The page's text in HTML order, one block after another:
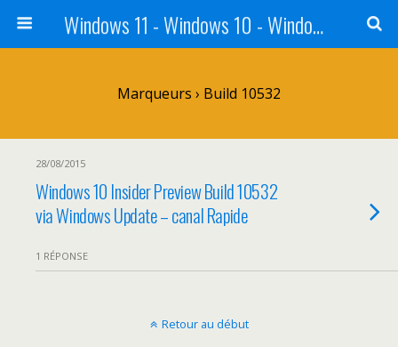
Windows 11 - Windows 10 - Windows 8 - Windows 7 - VISTA
Marqueurs › Build 10532
28/08/2015
Windows 10 Insider Preview Build 10532
via Windows Update – canal Rapide
1 RÉPONSE
Retour au début